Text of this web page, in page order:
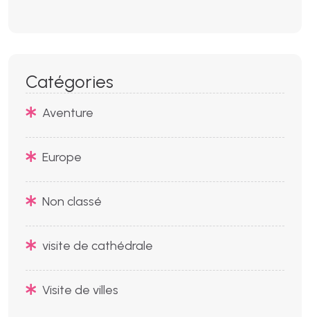
Catégories
Aventure
Europe
Non classé
visite de cathédrale
Visite de villes